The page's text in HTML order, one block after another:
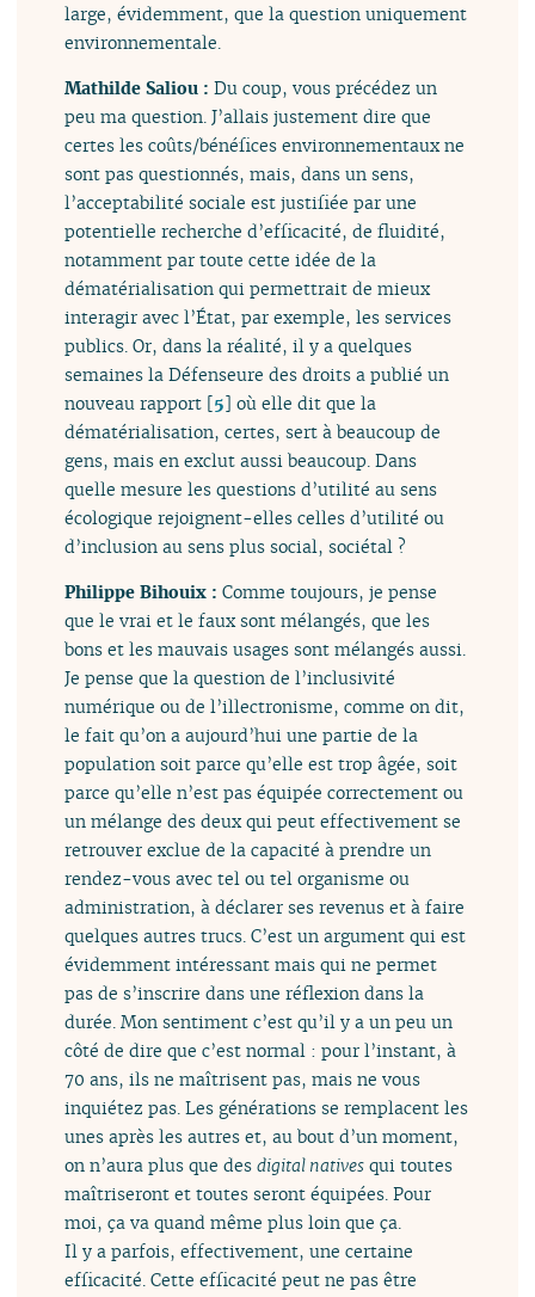
large, évidemment, que la question uniquement
environnementale.
Mathilde Saliou :Du coup, vous précédez un
peu ma question. J’allais justement dire que
certes les coûts/bénéfices environnementaux ne
sont pas questionnés, mais, dans un sens,
l’acceptabilité sociale est justifiée par une
potentielle recherche d’efficacité, de fluidité,
notamment par toute cette idée de la
dématérialisation qui permettrait de mieux
interagir avec l’État, par exemple, les services
publics. Or, dans la réalité, il y a quelques
semaines la Défenseure des droits a publié un
nouveau rapport [5] où elle dit que la
dématérialisation, certes, sert à beaucoup de
gens, mais en exclut aussi beaucoup. Dans
quelle mesure les questions d’utilité au sens
écologique rejoignent-elles celles d’utilité ou
d’inclusion au sens plus social, sociétal ?
Philippe Bihouix :Comme toujours, je pense
que le vrai et le faux sont mélangés, que les
bons et les mauvais usages sont mélangés aussi.
Je pense que la question de l’inclusivité
numérique ou de l’illectronisme, comme on dit,
le fait qu’on a aujourd’hui une partie de la
population soit parce qu’elle est trop âgée, soit
parce qu’elle n’est pas équipée correctement ou
un mélange des deux qui peut effectivement se
retrouver exclue de la capacité à prendre un
rendez-vous avec tel ou tel organisme ou
administration, à déclarer ses revenus et à faire
quelques autres trucs. C’est un argument qui est
évidemment intéressant mais qui ne permet
pas de s’inscrire dans une réflexion dans la
durée. Mon sentiment c’est qu’il y a un peu un
côté de dire que c’est normal : pour l’instant, à
70 ans, ils ne maîtrisent pas, mais ne vous
inquiétez pas. Les générations se remplacent les
unes après les autres et, au bout d’un moment,
on n’aura plus que desdigital natives qui toutes
maîtriseront et toutes seront équipées. Pour
moi, ça va quand même plus loin que ça.
Il y a parfois, effectivement, une certaine
efficacité. Cette efficacité peut ne pas être